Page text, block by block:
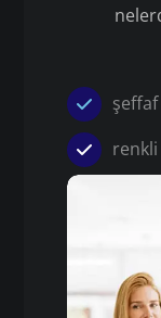
Pleksi